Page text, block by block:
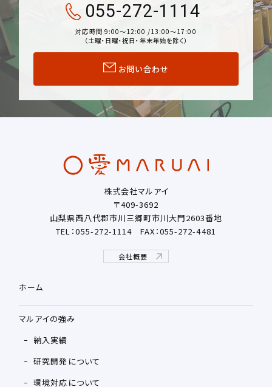
055-272-1114
対応時間 9:00〜12:00 /13:00〜17:00
（土曜・日曜・祝日・年末年始を除く）
お問い合わせ
株式会社マルアイ
〒409-3692
山梨県西八代郡市川三郷町市川大門2603番地
TEL：055-272-1114FAX：055-272-4481
会社概要
ホーム
マルアイの強み
納入実績
研究開発について
環境対応について